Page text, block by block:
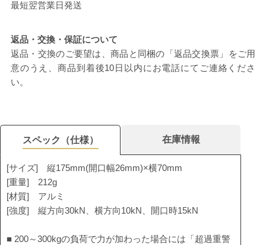
最短翌営業日発送
返品・交換・保証について
返品・交換のご要望は、商品と同梱の「返品交換票」をご用
意のうえ、商品到着後10日以内にお電話にてご連絡くださ
い。
スペック（仕様） 在庫情報
[サイズ] 縦175mm(開口幅26mm)×横70mm
[重量] 212g
[材質] アルミ
[強度] 縦方向30kN、横方向10kN、開口時15kN
■ 200～300kgの負荷で力が加わった場合には「超過重警